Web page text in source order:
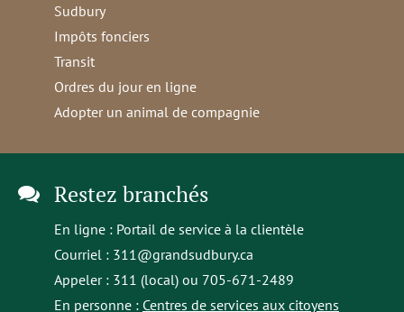
Sudbury
Impôts fonciers
Transit
Ordres du jour en ligne
Adopter un animal de compagnie
Restez branchés
En ligne : Portail de service à la clientèle
Courriel : 311@grandsudbury.ca
Appeler : 311 (local) ou 705-671-2489
En personne : Centres de services aux citoyens